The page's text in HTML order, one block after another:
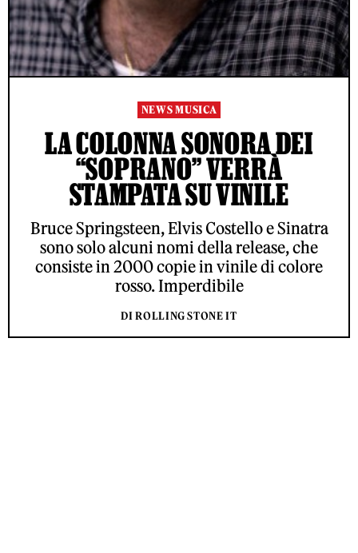
NEWS MUSICA
LA COLONNA SONORA DEI
“SOPRANO” VERRÀ
STAMPATA SU VINILE
Bruce Springsteen, Elvis Costello e Sinatra
sono solo alcuni nomi della release, che
consiste in 2000 copie in vinile di colore
rosso. Imperdibile
DI ROLLING STONE IT